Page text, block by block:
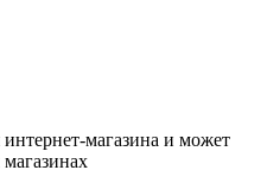
магазина и может